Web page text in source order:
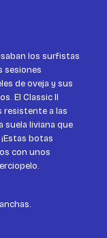
los surfistas
sesiones
de oveja y sus
El Classic II
resistente a las
suela liviana que
botas
con unos